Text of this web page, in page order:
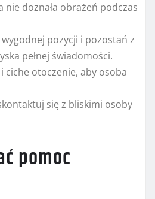
nie doznała obrażeń podczas
pozycji i pozostań z
pełnej świadomości.
ciche otoczenie, aby osoba
się z bliskimi osoby
pomoc